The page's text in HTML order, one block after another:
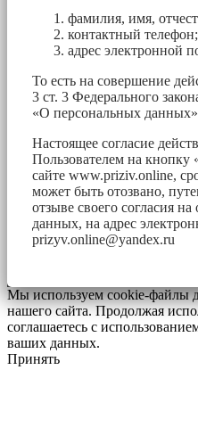
фамилия, имя,
контактный телефон;
адрес электронной
То есть на совершение
3 ст. 3 Федерального
«О персональных
Настоящее согласие
Пользователем на кнопку
сайте www.priziv.online,
может быть отозвано,
отзыве своего согласия
данных, на адрес
prizyv.online@yandex.ru
Мы используем cookie-файлы
нашего сайта. Продолжая
соглашаетесь с
ваших данных.
Принять